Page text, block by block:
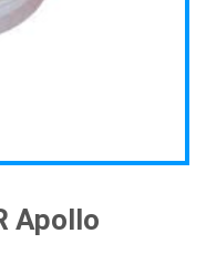
Apollo